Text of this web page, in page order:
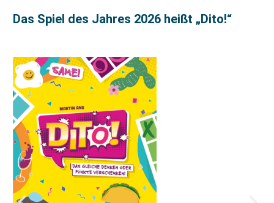
Das Spiel des Jahres 2026 heißt „Dito!“